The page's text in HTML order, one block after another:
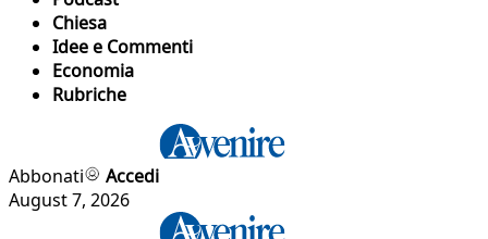
Chiesa
Idee e Commenti
Economia
Rubriche
Abbonati
Accedi
August 7, 2026